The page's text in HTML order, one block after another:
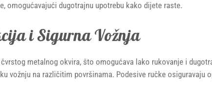
omogućavajući dugotrajnu upotrebu kako dijete raste.
i Sigurna Vožnja
metalnog okvira, što omogućava lako rukovanje i
vožnju na različitim površinama. Podesive ručke